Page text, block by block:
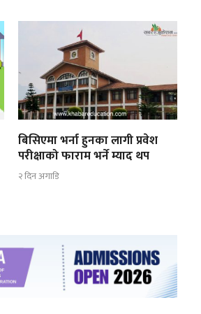
बिसिएमा भर्ना हुनका लागी प्रवेश
परीक्षाको फाराम भर्ने म्याद थप
२ दिन अगाडि